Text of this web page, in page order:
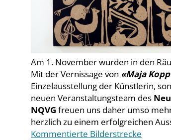
Am 1. November wurden in den
Mit der Vernissage von «Maja
Einzelausstellung der Künstlerin,
neuen Veranstaltungsteam des
NQVG freuen uns daher umso
herzlich zu einem erfolgreichen
Kommentierte Bilderstrecke